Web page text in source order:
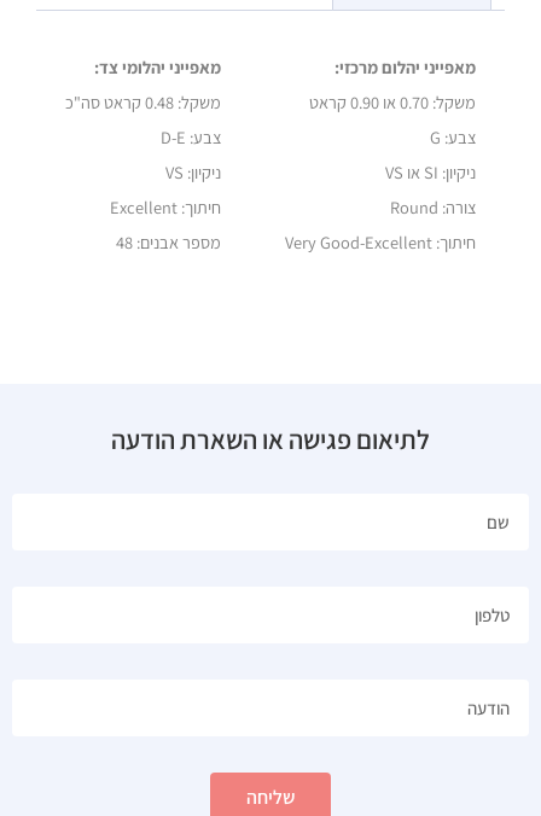
מאפייני יהלום מרכזי:
מאפייני יהלומי צד:
משקל: 0.70 או 0.90 קראט משקל: 0.48 קראט סה"כ
צבע: G
צבע: D-E
ניקיון: SI או VS
ניקיון: VS
צורה: Round
חיתוך: Excellent
חיתוך: Very Good-Excellent
מספר אבנים: 48
לתיאום פגישה או השארת הודעה
שליחה